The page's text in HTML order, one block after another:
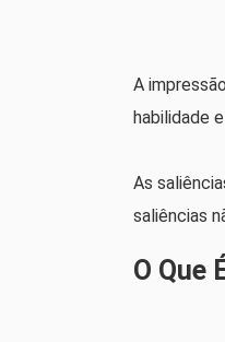
A
habilidade
As
saliências
O Que